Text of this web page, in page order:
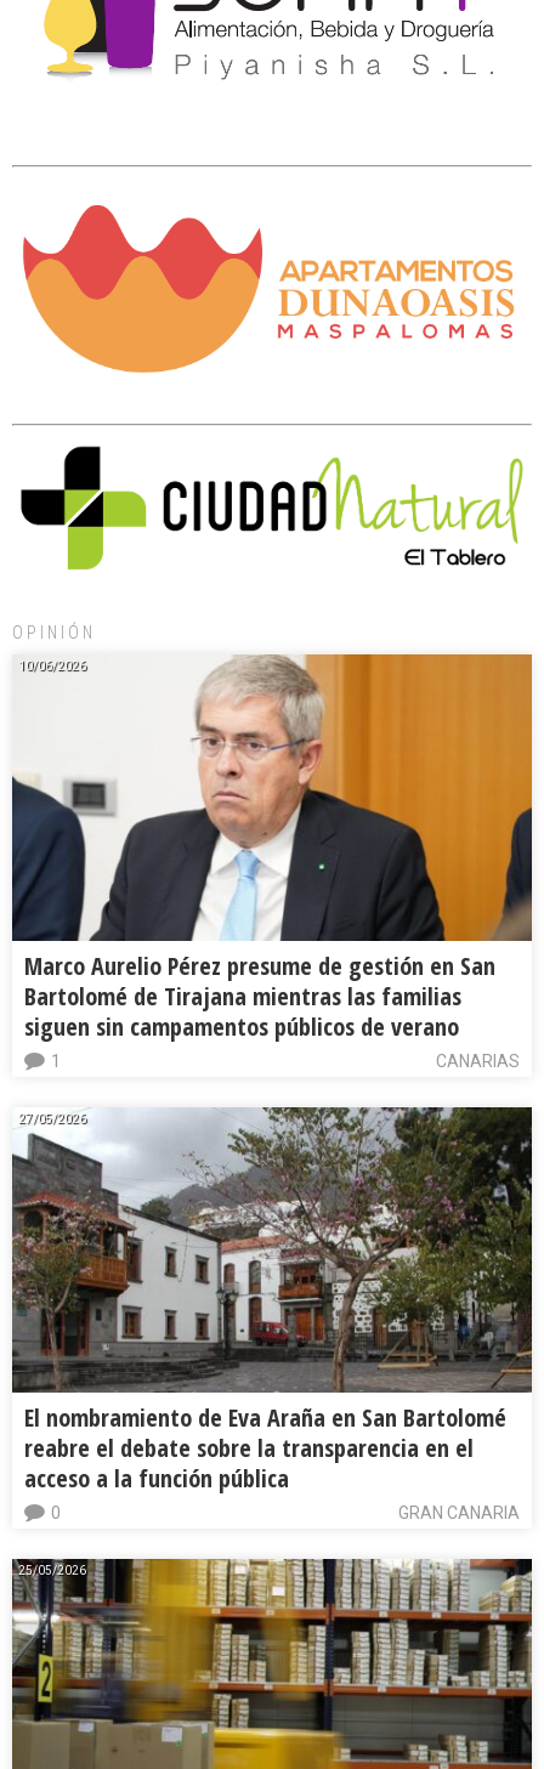
OPINIÓN
10/06/2026
Marco Aurelio Pérez presume de gestión en San
Bartolomé de Tirajana mientras las familias
siguen sin campamentos públicos de verano
CANARIAS
1
27/05/2026
El nombramiento de Eva Araña en San Bartolomé
reabre el debate sobre la transparencia en el
acceso a la función pública
GRAN CANARIA
0
25/05/2026